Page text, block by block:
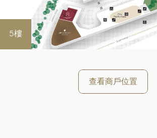
5樓
查看商戶位置